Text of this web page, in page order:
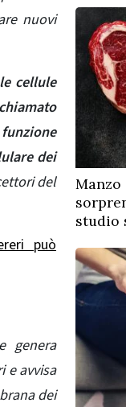
nuovi
cellule
dei
del
può
genera
e avvisa
dei
studio